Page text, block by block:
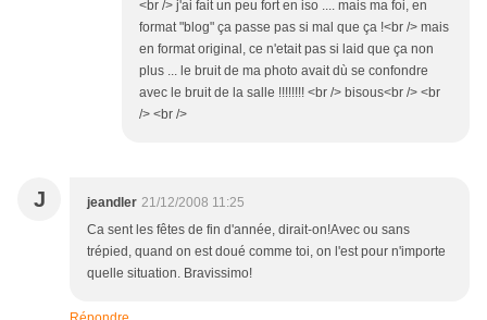
<br /> j'ai fait un peu fort en iso .... mais ma foi, en
format "blog" ça passe pas si mal que ça !<br /> mais
en format original, ce n'etait pas si laid que ça non
plus ... le bruit de ma photo avait dù se confondre
avec le bruit de la salle !!!!!!!! <br /> bisous<br /> <br
/> <br />
J jeandler 21/12/2008 11:25
Ca sent les fêtes de fin d'année, dirait-on!Avec ou sans
trépied, quand on est doué comme toi, on l'est pour n'importe
quelle situation. Bravissimo!